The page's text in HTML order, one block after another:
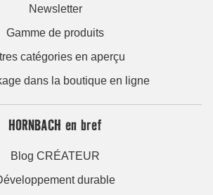
Newsletter
Gamme de produits
catégories en aperçu
dans la boutique en ligne
HORNBACH en bref
Blog CRÉATEUR
durable